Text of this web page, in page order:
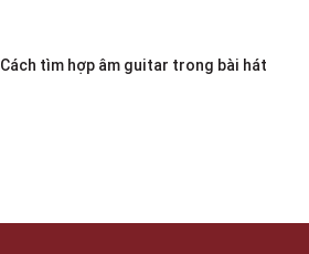
Cách tìm hợp âm guitar trong bài hát